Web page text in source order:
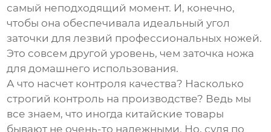
самый неподходящий момент. И, конечно,
чтобы она обеспечивала идеальный угол
заточки для лезвий профессиональных ножей.
Это совсем другой уровень, чем заточка ножа
для домашнего использования.
А что насчет контроля качества? Насколько
строгий контроль на производстве? Ведь мы
все знаем, что иногда китайские товары
бывают не очень-то надежными. Но, судя по